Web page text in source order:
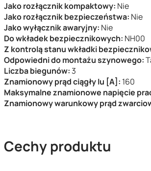
Jako rozłącznik kompaktowy: Nie
Jako rozłącznik bezpieczeństwa: Nie
Jako wyłącznik awaryjny: Nie
Do wkładek bezpiecznikowych: NH00
Z kontrolą stanu wkładki
Odpowiedni do montażu szynowego:
Liczba biegunów: 3
Znamionowy prąd ciągły Iu [A]: 160
Maksymalne znamionowe napięcie
Znamionowy warunkowy prąd
Cechy produktu